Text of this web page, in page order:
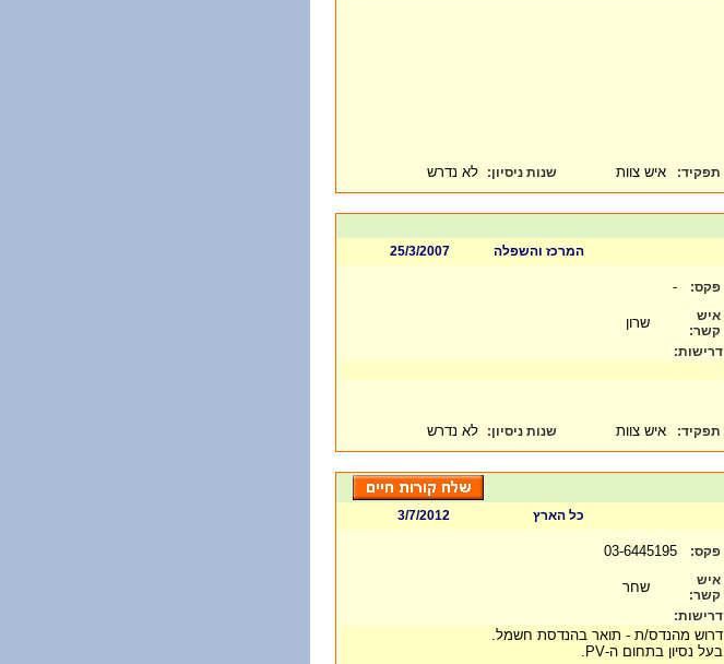
תפקיד: איש צוות שנות ניסיון: לא נדרש
המרכז והשפלה
25/3/2007
פקס: -
איש
קשר:
שרון
דרישות:
תפקיד: איש צוות שנות ניסיון: לא נדרש
כל הארץ
3/7/2012
פקס:
איש
קשר:
שחר
דרישות:
דרוש מהנדס/ת - תואר בהנדסת חשמל.
בעל נסיון בתחום ה-PV.